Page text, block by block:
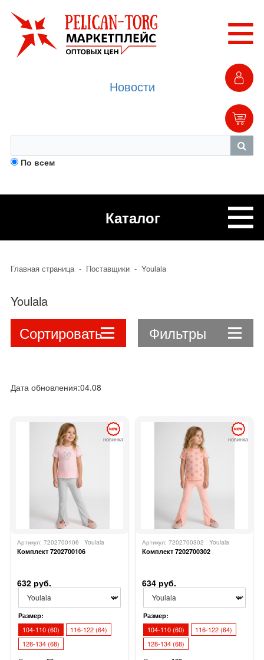
По всем
Новости
Каталог
Главная страница - Поставщики - Youlala
Youlala
Сортировать Фильтры
Дата обновления:04.08
новинка
Комплект 7202700106
Артикул: 7202700106 Youlala
632 руб.
Размер:
104-110 (60)
116-122 (64)
128-134 (68)
новинка
Комплект 7202700302
Артикул: 7202700302 Youlala
634 руб.
Размер:
104-110 (60)
116-122 (64)
128-134 (68)